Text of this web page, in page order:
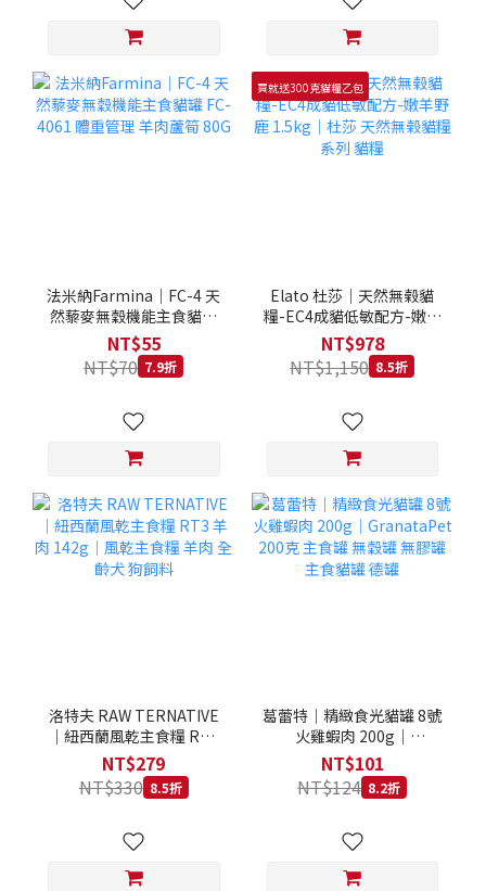
法米納Farmina｜FC-4 天
然藜麥無穀機能主食貓罐
FC-4061 體重管理 羊肉蘆
筍 80G
NT$55
NT$70 7.9折
買就送300克貓糧乙包
Elato 杜莎｜天然無榖貓
糧-EC4成貓低敏配方-嫩羊
野鹿 1.5kg｜杜莎 天然無
榖貓糧系列 貓糧
NT$978
NT$1,150 8.5折
洛特夫 RAW TERNATIVE
｜紐西蘭風乾主食糧 RT3
羊肉 142g｜風乾主食糧 羊
肉 全齡犬 狗飼料
NT$279
NT$330 8.5折
葛蕾特｜精緻食光貓罐 8號
火雞蝦肉 200g｜
GranataPet 200克 主食罐
無穀罐 無膠罐 主食貓罐 德
罐
NT$101
NT$124 8.2折